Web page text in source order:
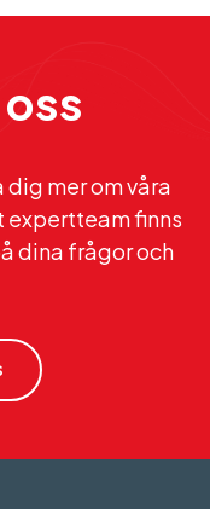
mer om våra
expertteam finns
dina frågor och